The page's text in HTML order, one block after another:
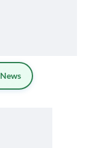
News